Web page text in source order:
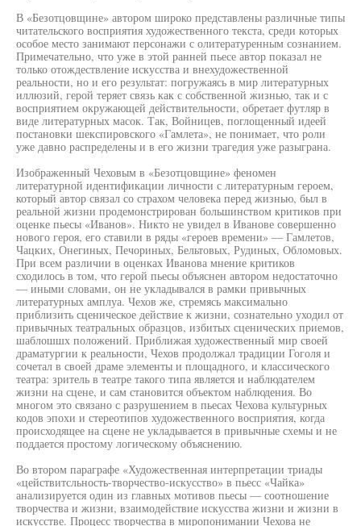
В «Безотцовщине» автором широко представлены различные типы
читательского восприятия художественного текста, среди которых
особое место занимают персонажи с олитературенным сознанием.
Примечательно, что уже в этой ранней пьесе автор показал не
только отождествление искусства и внехудожественной
реальности, но и его результат: погружаясь в мир литературных
иллюзий, герой теряет связь как с собственной жизнью, так и с
восприятием окружающей действительности, обретает футляр в
виде литературных масок. Так, Войницев, поглощенный идеей
постановки шекспировского «Гамлета», не понимает, что роли
уже давно распределены и в его жизни трагедия уже разыграна.
Изображенный Чеховым в «Безотцовщине» феномен
литературной идентификации личности с литературным героем,
который автор связал со страхом человека перед жизнью, был в
реальной жизни продемонстрирован большинством критиков при
оценке пьесы «Иванов». Никто не увидел в Иванове совершенно
нового героя, его ставили в ряды «героев времени» — Гамлетов,
Чацких, Онегиных, Печориных, Бельтовых, Рудиных, Обломовых.
При всем различии в оценках Иванова мнение критиков
сходилось в том, что герой пьесы объяснен автором недостаточно
— иными словами, он не укладывался в рамки привычных
литературных амплуа. Чехов же, стремясь максимально
приблизить сценическое действие к жизни, сознательно уходил от
привычных театральных образцов, избитых сценических приемов,
шаблошшх положений. Приближая художественный мир своей
драматургии к реальности, Чехов продолжал традиции Гоголя и
сочетал в своей драме элементы и площадного, и классического
театра: зритель в театре такого типа является и наблюдателем
жизни на сцене, и сам становится объектом наблюдения. Во
многом это связано с разрушением в пьесах Чехова культурных
кодов эпохи и стереотипов художественного восприятия, когда
происходящее на сцене не укладывается в привычные схемы и не
поддается простому логическому объяснению.
Во втором параграфе «Художественная интерпретации триады
«цействитсльность-творчество-искусство» в пьесс «Чайка»
анализируется один из главных мотивов пьесы — соотношение
творчества и жизни, взаимодействие искусства жизни и жизни в
искусстве. Процесс творчества в миропонимании Чехова не